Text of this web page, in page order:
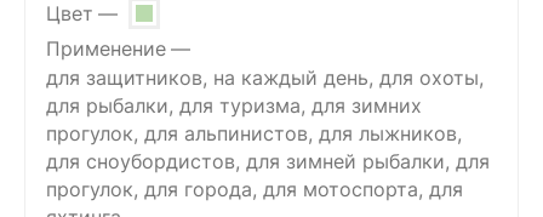
Цвет
Применение
для защитников, на каждый день, для охоты,
для рыбалки, для туризма, для зимних
прогулок, для альпинистов, для лыжников,
для сноубордистов, для зимней рыбалки, для
прогулок, для города, для мотоспорта, для